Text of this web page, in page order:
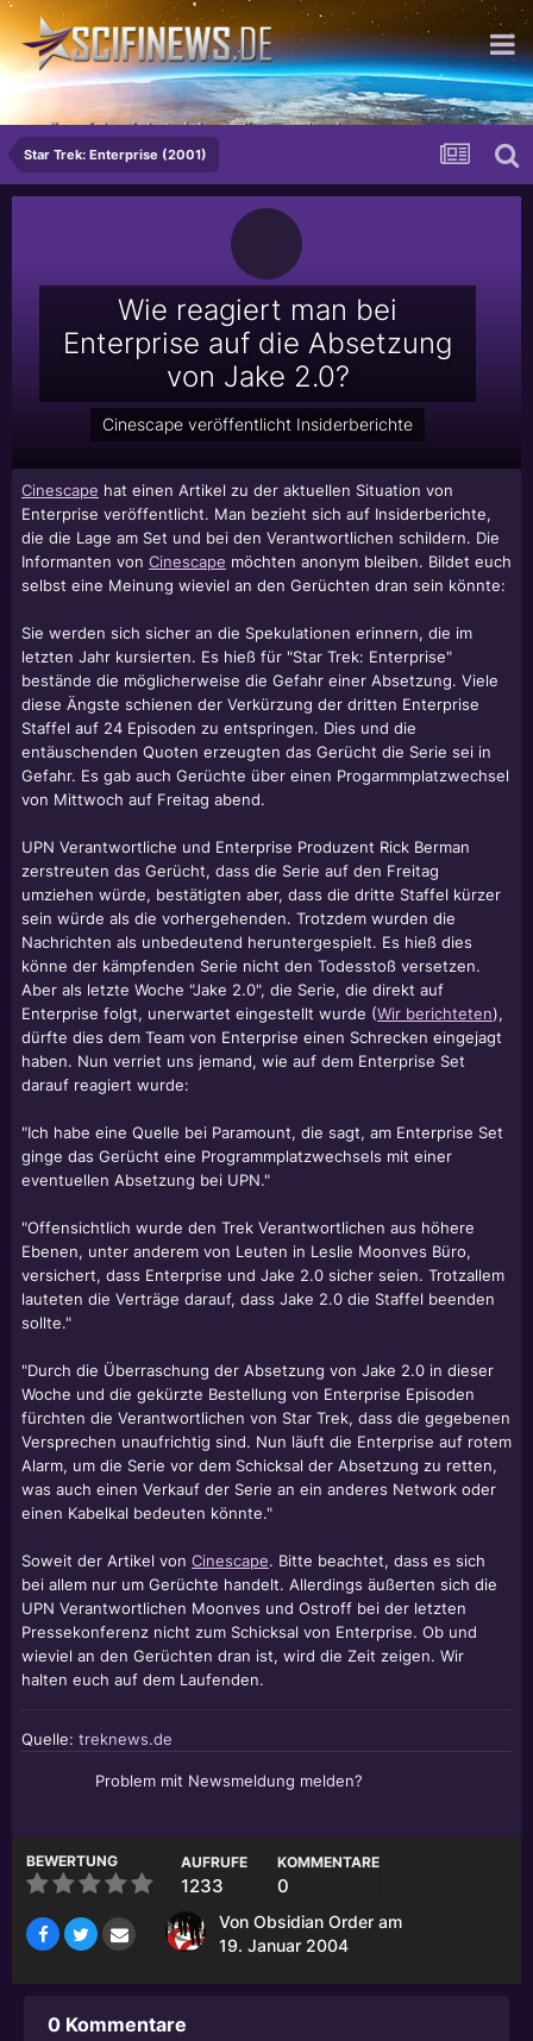
...die erfolgreichste Inkarnation von hoch
Star Trek: Enterprise (2001)
Wie reagiert man bei
Enterprise auf die Absetzung
von Jake 2.0?
Cinescape veröffentlicht Insiderberichte
Cinescape hat einen Artikel zu der aktuellen Situation von
Enterprise veröffentlicht. Man bezieht sich auf Insiderberichte,
die die Lage am Set und bei den Verantwortlichen schildern. Die
Informanten von Cinescape möchten anonym bleiben. Bildet euch
selbst eine Meinung wieviel an den Gerüchten dran sein könnte:
Sie werden sich sicher an die Spekulationen erinnern, die im
letzten Jahr kursierten. Es hieß für "Star Trek: Enterprise"
bestände die möglicherweise die Gefahr einer Absetzung. Viele
diese Ängste schienen der Verkürzung der dritten Enterprise
Staffel auf 24 Episoden zu entspringen. Dies und die
entäuschenden Quoten erzeugten das Gerücht die Serie sei in
Gefahr. Es gab auch Gerüchte über einen Progarmmplatzwechsel
von Mittwoch auf Freitag abend.
UPN Verantwortliche und Enterprise Produzent Rick Berman
zerstreuten das Gerücht, dass die Serie auf den Freitag
umziehen würde, bestätigten aber, dass die dritte Staffel kürzer
sein würde als die vorhergehenden. Trotzdem wurden die
Nachrichten als unbedeutend heruntergespielt. Es hieß dies
könne der kämpfenden Serie nicht den Todesstoß versetzen.
Aber als letzte Woche "Jake 2.0", die Serie, die direkt auf
Enterprise folgt, unerwartet eingestellt wurde (Wir berichteten),
dürfte dies dem Team von Enterprise einen Schrecken eingejagt
haben. Nun verriet uns jemand, wie auf dem Enterprise Set
darauf reagiert wurde:
"Ich habe eine Quelle bei Paramount, die sagt, am Enterprise Set
ginge das Gerücht eine Programmplatzwechsels mit einer
eventuellen Absetzung bei UPN."
"Offensichtlich wurde den Trek Verantwortlichen aus höhere
Ebenen, unter anderem von Leuten in Leslie Moonves Büro,
versichert, dass Enterprise und Jake 2.0 sicher seien. Trotzallem
lauteten die Verträge darauf, dass Jake 2.0 die Staffel beenden
sollte."
"Durch die Überraschung der Absetzung von Jake 2.0 in dieser
Woche und die gekürzte Bestellung von Enterprise Episoden
fürchten die Verantwortlichen von Star Trek, dass die gegebenen
Versprechen unaufrichtig sind. Nun läuft die Enterprise auf rotem
Alarm, um die Serie vor dem Schicksal der Absetzung zu retten,
was auch einen Verkauf der Serie an ein anderes Network oder
einen Kabelkal bedeuten könnte."
Soweit der Artikel von Cinescape. Bitte beachtet, dass es sich
bei allem nur um Gerüchte handelt. Allerdings äußerten sich die
UPN Verantwortlichen Moonves und Ostroff bei der letzten
Pressekonferenz nicht zum Schicksal von Enterprise. Ob und
wieviel an den Gerüchten dran ist, wird die Zeit zeigen. Wir
halten euch auf dem Laufenden.
Quelle: treknews.de
Problem mit Newsmeldung melden?
BEWERTUNG AUFRUFE
1233
KOMMENTARE
0
Von Obsidian Order am
19. Januar 2004
0 Kommentare